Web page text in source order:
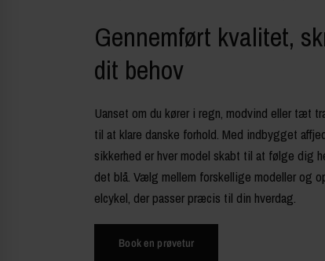
Gennemført kvalitet,
dit behov
Uanset om du kører i regn, modvind eller tæt
til at klare danske forhold. Med indbygget
sikkerhed er hver model skabt til at følge dig
det blå. Vælg mellem forskellige modeller og
elcykel, der passer præcis til din hverdag.
Book en prøvetur